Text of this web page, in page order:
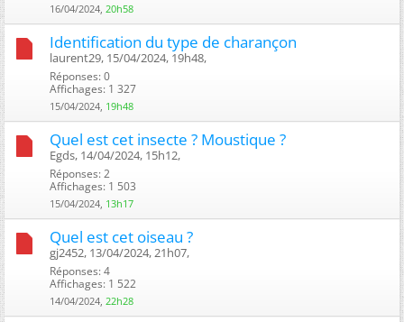
16/04/2024, 20h58
Identification du type de charançon
laurent29, 15/04/2024, 19h48, ‎
Réponses: 0
Affichages: 1 327
15/04/2024, 19h48
Quel est cet insecte ? Moustique ?
Egds, 14/04/2024, 15h12, ‎
Réponses: 2
Affichages: 1 503
15/04/2024, 13h17
Quel est cet oiseau ?
gj2452, 13/04/2024, 21h07, ‎
Réponses: 4
Affichages: 1 522
14/04/2024, 22h28